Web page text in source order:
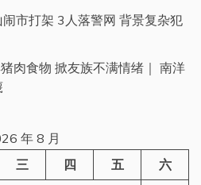
市打架 3人落警网 背景复杂犯
肉食物 掀友族不满情绪｜ 南洋
年 8 月
三 四 五
六